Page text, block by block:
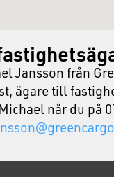
Jansson från
ägare till
når du på